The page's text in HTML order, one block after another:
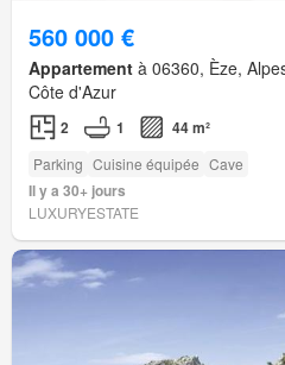
560 000 €
Appartement à 06360, Èze,
Côte d'Azur
2 1 44 m²
Parking Cuisine équipée Cave
Il y a 30+ jours
LUXURYESTATE